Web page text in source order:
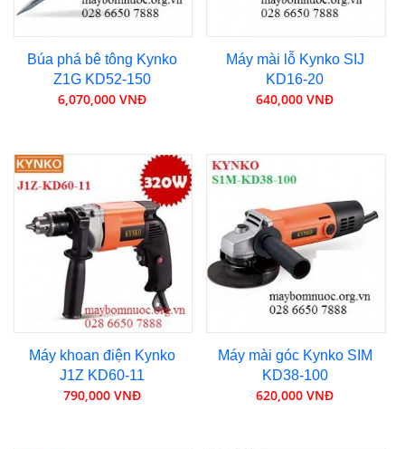
Búa phá bê tông Kynko
Z1G KD52-150
6,070,000 VNĐ
Máy mài lỗ Kynko SIJ
KD16-20
640,000 VNĐ
Máy khoan điện Kynko
J1Z KD60-11
790,000 VNĐ
Máy mài góc Kynko SIM
KD38-100
620,000 VNĐ